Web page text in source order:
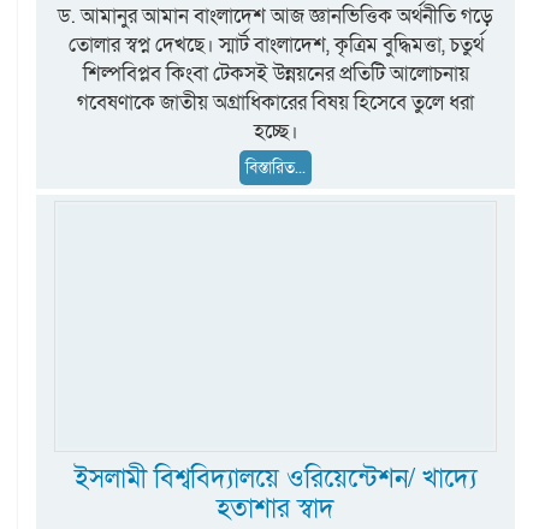
ড. আমানুর আমান বাংলাদেশ আজ জ্ঞানভিত্তিক অর্থনীতি গড়ে
তোলার স্বপ্ন দেখছে। স্মার্ট বাংলাদেশ, কৃত্রিম বুদ্ধিমত্তা, চতুর্থ
শিল্পবিপ্লব কিংবা টেকসই উন্নয়নের প্রতিটি আলোচনায়
গবেষণাকে জাতীয় অগ্রাধিকারের বিষয় হিসেবে তুলে ধরা
হচ্ছে।
বিস্তারিত...
ইসলামী বিশ্ববিদ্যালয়ে ওরিয়েন্টেশন/ খাদ্যে
হতাশার স্বাদ